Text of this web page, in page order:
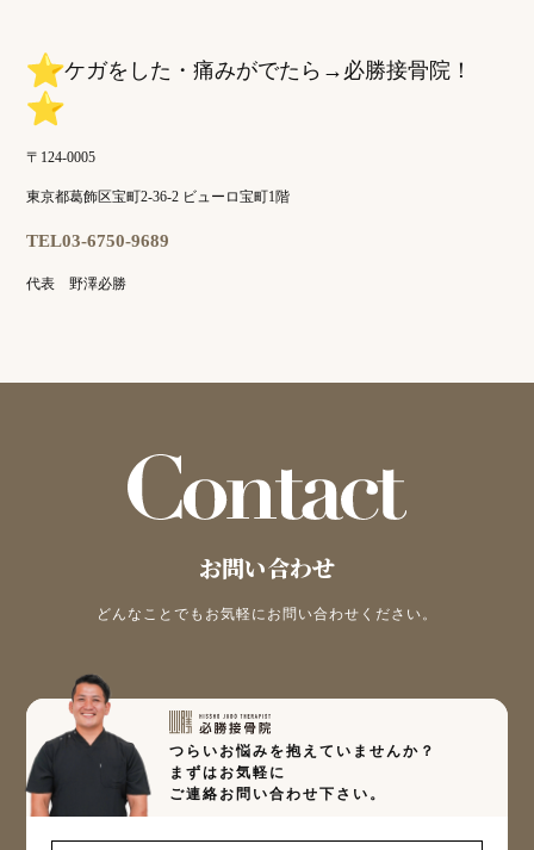
️ケガをした・痛みがでたら→必勝接骨院！
〒124-0005
東京都葛飾区宝町2-36-2 ビューロ宝町1階
TEL03-6750-9689
代表 野澤必勝
お問い合わせ
どんなことでもお気軽にお問い合わせください。
つらいお悩みを抱えていませんか？
まずはお気軽に
ご連絡お問い合わせ下さい。